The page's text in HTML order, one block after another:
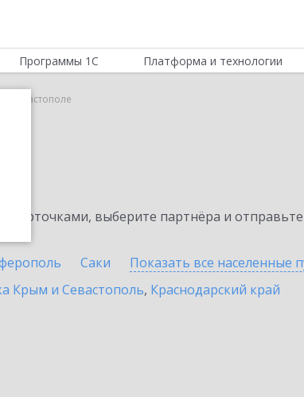
Программы 1С Платформа и технологии
в Севастополе
выберите партнёра и
Саки Показать все населенные
Крым и Севастополь, Краснодарский край